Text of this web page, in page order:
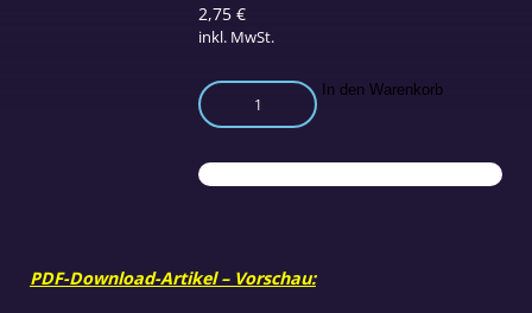
2,75€
inkl. MwSt.
Multiple
Sklerose
In den Warenkorb
PDF-Download-Artikel – Vorschau: